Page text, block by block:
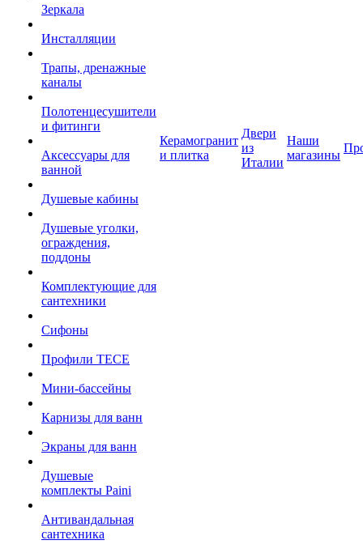
Зеркала
Инсталляции
Трапы, дренажные
каналы
Полотенцесушители
и фитинги
Аксессуары для
ванной
Душевые кабины
Душевые уголки,
ограждения,
поддоны
Комплектующие для
сантехники
Сифоны
Профили TECE
Мини-бассейны
Карнизы для ванн
Экраны для ванн
Душевые
комплекты Paini
Антивандальная
сантехника
Керамогранит
и плитка
Двери
из
Италии
Наши
магазины